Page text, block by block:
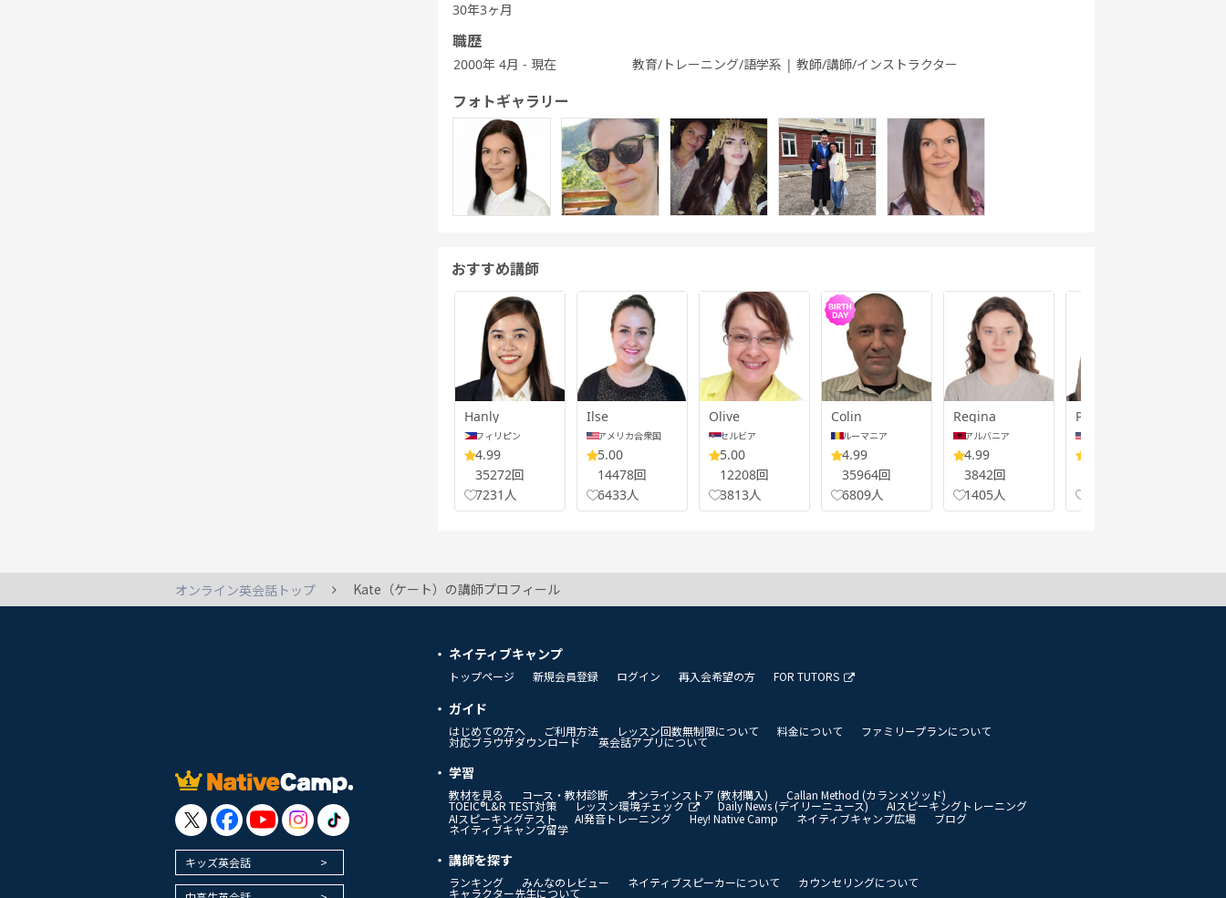
職種別英会話
基礎
実践
話 基礎
30年3ヶ月
職歴
2000年 4月 - 現在 教育/トレーニング/語学系 | 教師/講師/インストラクター
フォトギャラリー
おすすめ講師
Hanly
フィリピン
4.99
35272回
7231人
Ilse
アメリカ合衆国
5.00
14478回
6433人
Olive
セルビア
5.00
12208回
3813人
Colin
ルーマニア
4.99
35964回
6809人
Regina
アルバニア
4.99
3842回
1405人
Pamela
オンライン英会話トップ Kate（ケート）の講師プロフィール
キッズ英会話
ネイティブキャンプ
トップページ 新規会員登録 ログイン 再入会希望の方 FOR TUTORS
ガイド
はじめての方へ ご利用方法 レッスン回数無制限について 料金について ファミリープランについて
対応ブラウザダウンロード 英会話アプリについて
学習
教材を見る コース・教材診断 オンラインストア (教材購入) Callan Method (カランメソッド)
TOEIC®L&R TEST対策 レッスン環境チェック Daily News (デイリーニュース)
AIスピーキングトレーニング
AIスピーキングテスト
AI発音トレーニング Hey! Native Camp ネイティブキャンプ広場 ブログ
ネイティブキャンプ留学
講師を探す
ランキング みんなのレビュー ネイティブスピーカーについて カウンセリングについて
キャラクター先生について